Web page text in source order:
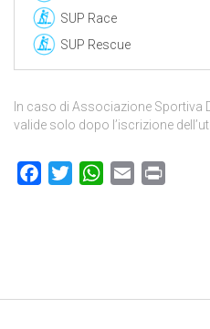
SUP Race
SUP Rescue
In caso di Associazione Sportiva
valide solo dopo l’iscrizione
FacebookTwitterWhatsApp
Email